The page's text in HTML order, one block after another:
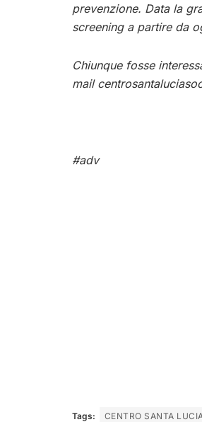
prevenzione. Data la
screening a partire da
Chiunque fosse
mail
#adv
Tags: CENTRO SANTA